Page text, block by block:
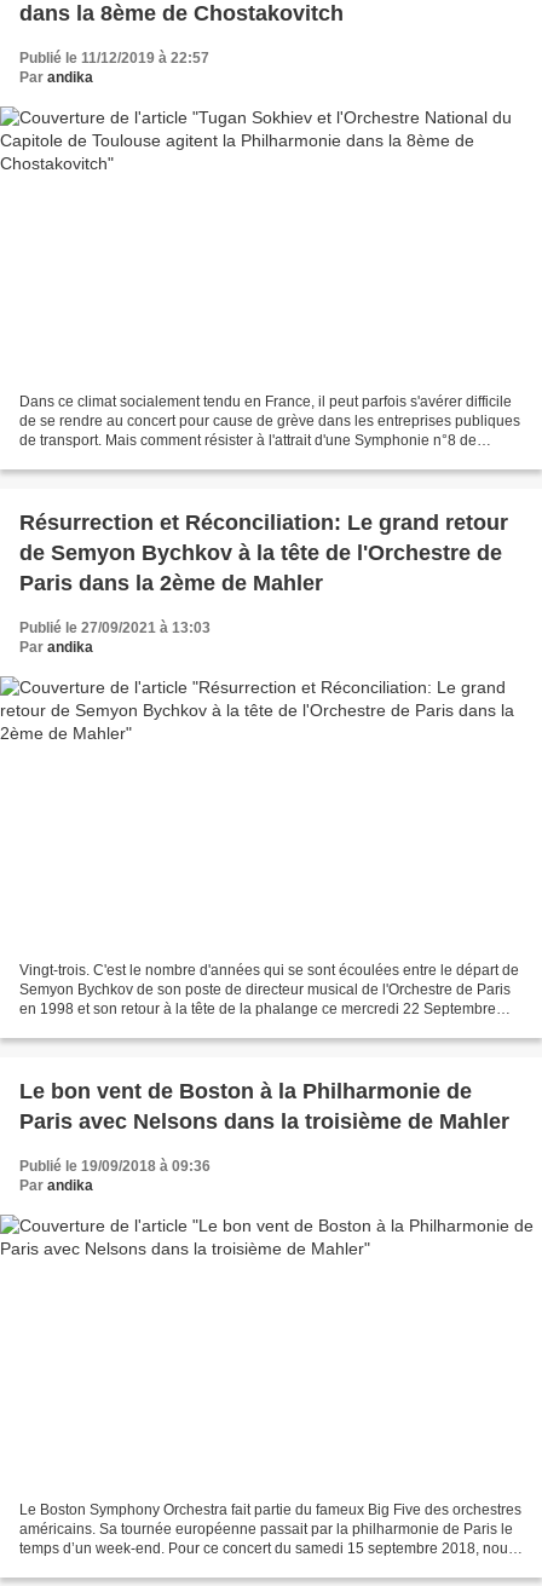
dans la 8ème de Chostakovitch
Publié le 11/12/2019 à 22:57
Par andika
Dans ce climat socialement tendu en France, il peut parfois s'avérer difficile
de se rendre au concert pour cause de grève dans les entreprises publiques
de transport. Mais comment résister à l'attrait d'une Symphonie n°8 de
Résurrection et Réconciliation: Le grand retour
de Semyon Bychkov à la tête de l'Orchestre de
Paris dans la 2ème de Mahler
Publié le 27/09/2021 à 13:03
Par andika
Vingt-trois. C'est le nombre d'années qui se sont écoulées entre le départ de
Semyon Bychkov de son poste de directeur musical de l'Orchestre de Paris
en 1998 et son retour à la tête de la phalange ce mercredi 22 Septembre
Le bon vent de Boston à la Philharmonie de
Paris avec Nelsons dans la troisième de Mahler
Publié le 19/09/2018 à 09:36
Par andika
Le Boston Symphony Orchestra fait partie du fameux Big Five des orchestres
américains. Sa tournée européenne passait par la philharmonie de Paris le
temps d’un week-end. Pour ce concert du samedi 15 septembre 2018, nous